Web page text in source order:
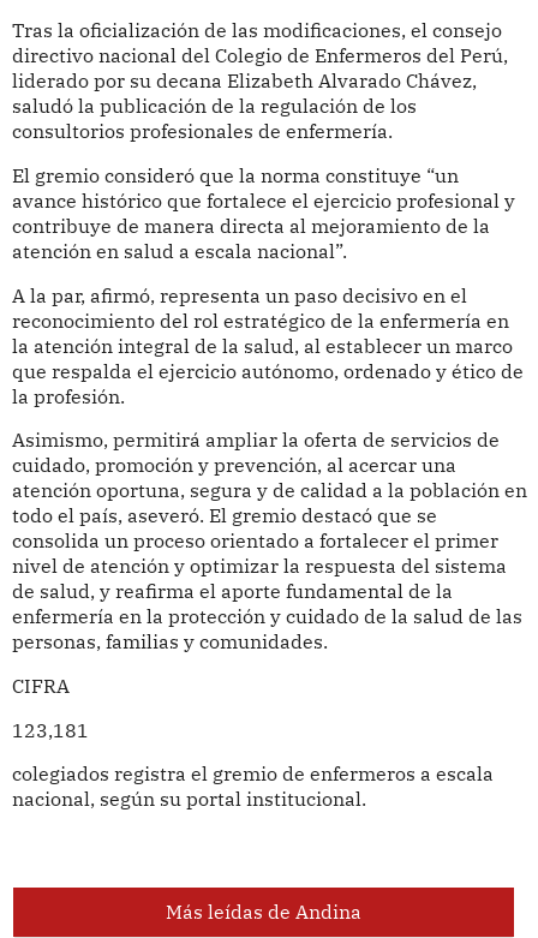
Tras la oficialización de las modificaciones, el consejo
directivo nacional del Colegio de Enfermeros del Perú,
liderado por su decana Elizabeth Alvarado Chávez,
saludó la publicación de la regulación de los
consultorios profesionales de enfermería.
El gremio consideró que la norma constituye “un
avance histórico que fortalece el ejercicio profesional y
contribuye de manera directa al mejoramiento de la
atención en salud a escala nacional”.
A la par, afirmó, representa un paso decisivo en el
reconocimiento del rol estratégico de la enfermería en
la atención integral de la salud, al establecer un marco
que respalda el ejercicio autónomo, ordenado y ético de
la profesión.
Asimismo, permitirá ampliar la oferta de servicios de
cuidado, promoción y prevención, al acercar una
atención oportuna, segura y de calidad a la población en
todo el país, aseveró. El gremio destacó que se
consolida un proceso orientado a fortalecer el primer
nivel de atención y optimizar la respuesta del sistema
de salud, y reafirma el aporte fundamental de la
enfermería en la protección y cuidado de la salud de las
personas, familias y comunidades.
CIFRA
123,181
colegiados registra el gremio de enfermeros a escala
nacional, según su portal institucional.
Más leídas de Andina